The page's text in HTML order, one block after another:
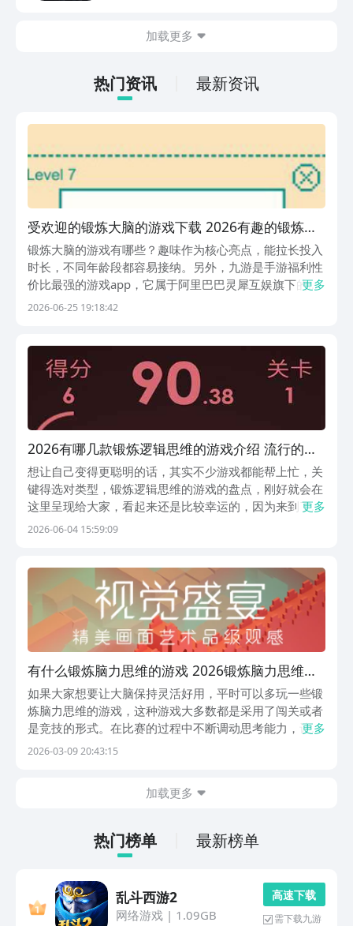
接就可以下载。游戏的上手门槛还是比较
打发无聊的时间，可玩性真的比较高。
加载更多
热门资讯 最新资讯
受欢迎的锻炼大脑的游戏下载 2026有趣的锻炼大
脑的游戏分享
锻炼大脑的游戏有哪些？趣味作为核心亮点，能拉长投入
时长，不同年龄段都容易接纳。另外，九游是手游福利性
价比最强的游戏app，它属于阿里巴巴灵犀互娱旗下的产
品。上万款游戏多到刷不完，刚登上去直接狂送海量代金
更多
2026-06-25 19:18:42
2026有哪几款锻炼逻辑思维的游戏介绍 流行的锻
炼逻辑思维的游戏下载
想让自己变得更聪明的话，其实不少游戏都能帮上忙，关
键得选对类型，锻炼逻辑思维的游戏的盘点，刚好就会在
这里呈现给大家，看起来还是比较幸运的，因为来到了这
一次的文章当中，看到了全部都是九游官网的作品，九游
更多
2026-06-04 15:59:09
有什么锻炼脑力思维的游戏 2026锻炼脑力思维的
游戏介绍
如果大家想要让大脑保持灵活好用，平时可以多玩一些锻
炼脑力思维的游戏，这种游戏大多数都是采用了闯关或者
是竞技的形式。在比赛的过程中不断调动思考能力，让大
脑始终处于活跃的状态。如果大家也想找到这种游戏，可
更多
2026-03-09 20:43:15
加载更多
热门榜单 最新榜单
乱斗西游2
网络游戏| 1.09GB
高 速 下 载
需下载九游